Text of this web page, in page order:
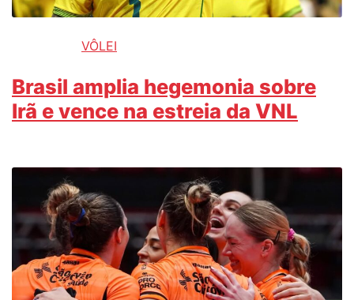
VÔLEI
Brasil amplia hegemonia sobre
Irã e vence na estreia da VNL